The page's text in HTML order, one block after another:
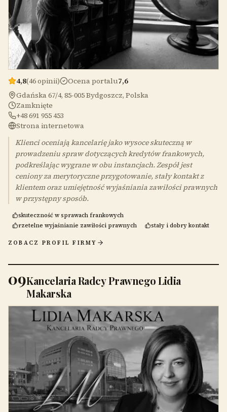
4,8(46 opinii) Ocena portalu7,6
Gdańska 67/4, 85-005 Bydgoszcz, Polska
Zamknięte
+48 691 955 453
Strona internetowa
Klienci oceniają kancelarię jako wysoce skuteczną w
prowadzeniu spraw dotyczących kredytów frankowych,
podkreślając wygrane w obu instancjach. Zespół jest
ceniony za merytoryczne przygotowanie, stały kontakt z
klientem oraz umiejętność wyjaśniania zawiłości prawnych
w przystępny sposób.
skuteczność w sprawach frankowych
rzetelne wyjaśnianie zawiłości prawnych
stały i dobry kontakt
ZOBACZ PROFIL FIRMY
09Kancelaria Radcy Prawnego Lidia
Makarska